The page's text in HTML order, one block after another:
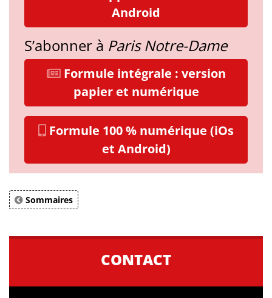
Android
S’abonner à Paris Notre-Dame
Formule intégrale : version
papier et numérique
Formule 100 % numérique (iOs
et Android)
Sommaires
CONTACT